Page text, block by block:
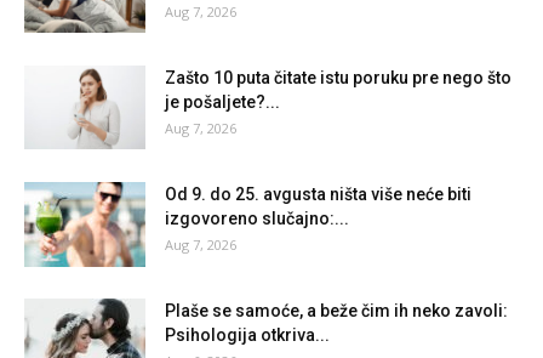
Aug 7, 2026
Zašto 10 puta čitate istu poruku pre nego što
je pošaljete?...
Aug 7, 2026
Od 9. do 25. avgusta ništa više neće biti
izgovoreno slučajno:...
Aug 7, 2026
Plaše se samoće, a beže čim ih neko zavoli:
Psihologija otkriva...